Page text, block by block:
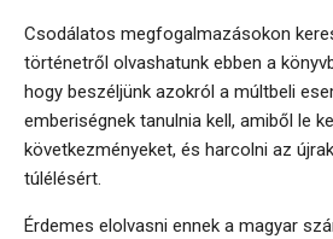
Csodálatos megfogalmazásokon
történetről olvashatunk ebben a
hogy beszéljünk azokról a múltbeli
emberiségnek tanulnia kell, amiből le
következményeket, és harcolni az
túlélésért.
Érdemes elolvasni ennek a magyar